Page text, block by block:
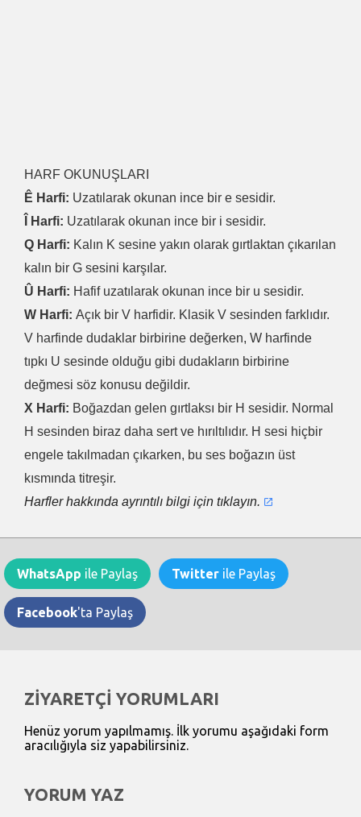
HARF OKUNUŞLARI
Ê Harfi: Uzatılarak okunan ince bir e sesidir.
Î Harfi: Uzatılarak okunan ince bir i sesidir.
Q Harfi: Kalın K sesine yakın olarak gırtlaktan çıkarılan
kalın bir G sesini karşılar.
Û Harfi: Hafif uzatılarak okunan ince bir u sesidir.
W Harfi: Açık bir V harfidir. Klasik V sesinden farklıdır.
V harfinde dudaklar birbirine değerken, W harfinde
tıpkı U sesinde olduğu gibi dudakların birbirine
değmesi söz konusu değildir.
X Harfi: Boğazdan gelen gırtlaksı bir H sesidir. Normal
H sesinden biraz daha sert ve hırıltılıdır. H sesi hiçbir
engele takılmadan çıkarken, bu ses boğazın üst
kısmında titreşir.
Harfler hakkında ayrıntılı bilgi için tıklayın.
WhatsApp ile Paylaş Twitter ile Paylaş
Facebook'ta Paylaş
ZİYARETÇİ YORUMLARI
Henüz yorum yapılmamış. İlk yorumu aşağıdaki form
aracılığıyla siz yapabilirsiniz.
YORUM YAZ